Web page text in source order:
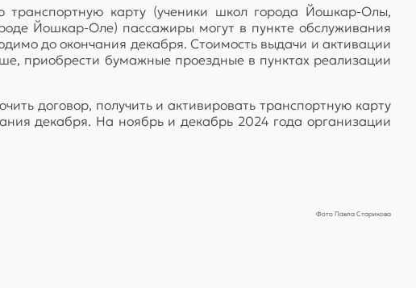
транспортную карту (ученики школ города Йошкар-Олы,
Йошкар-Оле) пассажиры могут в пункте обслуживания
до окончания декабря. Стоимость выдачи и активации
приобрести бумажные проездные в пунктах реализации
договор, получить и активировать транспортную карту
декабря. На ноябрь и декабрь 2024 года организации
Фото Павла Старикова